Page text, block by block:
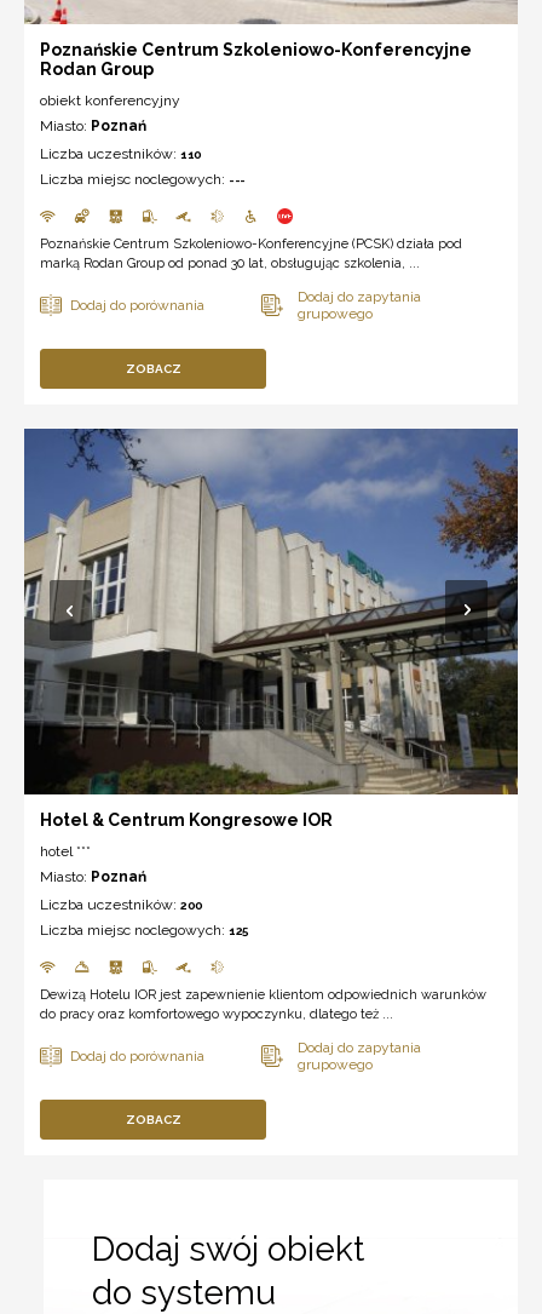
Poznańskie Centrum Szkoleniowo-Konferencyjne
Rodan Group
obiekt konferencyjny
Miasto: Poznań
Liczba uczestników: 110
Liczba miejsc noclegowych: ---
Poznańskie Centrum Szkoleniowo-Konferencyjne (PCSK) działa pod
marką Rodan Group od ponad 30 lat, obsługując szkolenia, ...
ZOBACZ
Hotel & Centrum Kongresowe IOR
hotel ***
Miasto: Poznań
Liczba uczestników: 200
Liczba miejsc noclegowych: 125
Dewizą Hotelu IOR jest zapewnienie klientom odpowiednich warunków
do pracy oraz komfortowego wypoczynku, dlatego też ...
ZOBACZ
Dodaj swój obiekt
do systemu